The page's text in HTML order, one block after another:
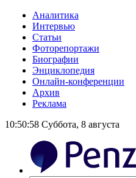
Аналитика
Интервью
Статьи
Фоторепортажи
Биографии
Энциклопедия
Онлайн-конференции
Архив
Реклама
10:50:59 Суббота, 8 августа